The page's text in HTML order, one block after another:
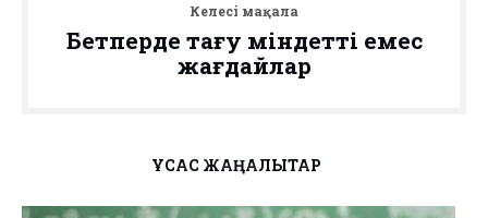
Келесі мақала
Бетперде тағу міндетті емес
жағдайлар
ҰҚСАС ЖАҢАЛЫҚТАР